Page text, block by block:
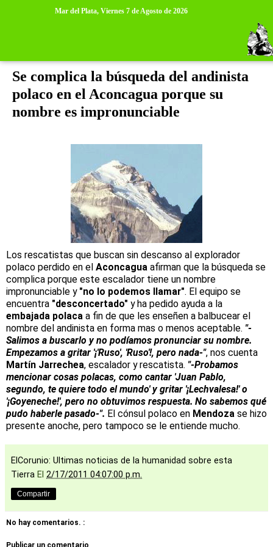
Mar del Plata, Viernes 7 de Agosto de 2026
Se complica la búsqueda del andinista
polaco en el Aconcagua porque su
nombre es impronunciable
Los rescatistas que buscan sin descanso al explorador
polaco perdido en el Aconcagua afirman que la búsqueda se
complica porque este escalador tiene un nombre
impronunciable y "no lo podemos llamar". El equipo se
encuentra "desconcertado" y ha pedido ayuda a la
embajada polaca a fin de que les enseñen a balbucear el
nombre del andinista en forma mas o menos aceptable. "-
Salimos a buscarlo y no podíamos pronunciar su nombre.
Empezamos a gritar '¡'Ruso', 'Ruso'!, pero nada-", nos cuenta
Martín Jarrechea, escalador y rescatista. "-Probamos
mencionar cosas polacas, como cantar 'Juan Pablo,
segundo, te quiere todo el mundo' y gritar '¡Lechvalesa!' o
'¡Goyeneche!', pero no obtuvimos respuesta. No sabemos qué
pudo haberle pasado-". El cónsul polaco en Mendoza se hizo
presente anoche, pero tampoco se le entiende mucho.
ElCorunio: Ultimas noticias de la humanidad sobre esta
Tierra El 2/17/2011 04:07:00 p.m.
Compartir
No hay comentarios. :